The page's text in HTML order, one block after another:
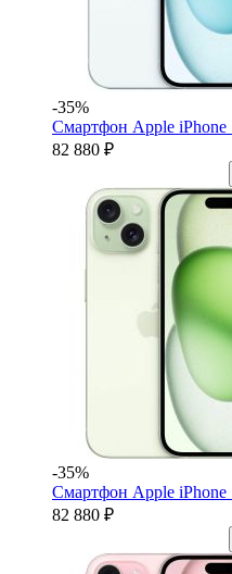
-35%
Смартфон Apple iPhone
82 880 ₽
-35%
Смартфон Apple iPhone
82 880 ₽